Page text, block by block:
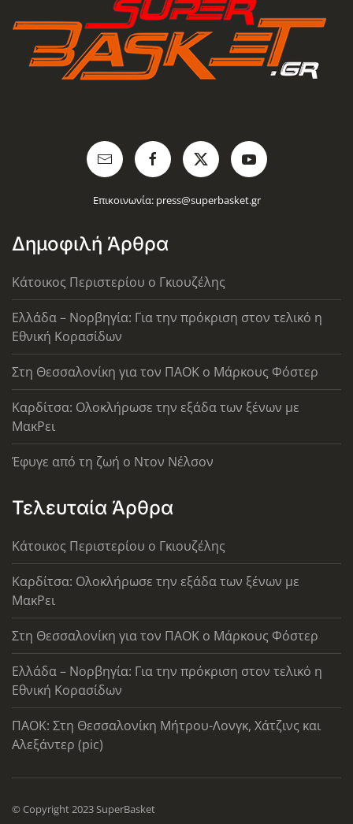
Επικοινωνία: press@superbasket.gr
Δημοφιλή Άρθρα
Κάτοικος Περιστερίου ο Γκιουζέλης
Ελλάδα – Νορβηγία: Για την πρόκριση στον τελικό η
Εθνική Κορασίδων
Στη Θεσσαλονίκη για τον ΠΑΟΚ ο Μάρκους Φόστερ
Καρδίτσα: Ολοκλήρωσε την εξάδα των ξένων με
ΜακΡει
Έφυγε από τη ζωή ο Ντον Νέλσον
Τελευταία Άρθρα
Κάτοικος Περιστερίου ο Γκιουζέλης
Καρδίτσα: Ολοκλήρωσε την εξάδα των ξένων με
ΜακΡει
Στη Θεσσαλονίκη για τον ΠΑΟΚ ο Μάρκους Φόστερ
Ελλάδα – Νορβηγία: Για την πρόκριση στον τελικό η
Εθνική Κορασίδων
ΠΑΟΚ: Στη Θεσσαλονίκη Μήτρου-Λονγκ, Χάτζινς και
Αλεξάντερ (pic)
© Copyright 2023 SuperBasket